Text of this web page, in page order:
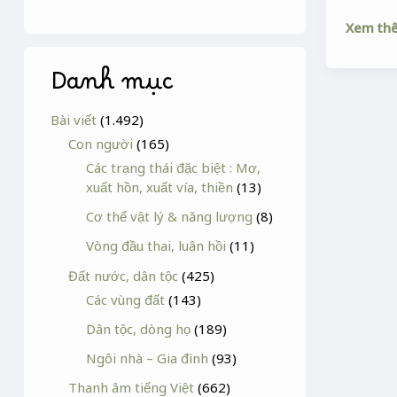
Danh mục
Bài viết (1.492)
Con người (165)
Các trạng thái đặc biệt : Mơ,
xuất hồn, xuất vía, thiền (13)
Cơ thể vật lý & năng lượng (8)
Vòng đầu thai, luân hồi (11)
Đất nước, dân tộc (425)
Các vùng đất (143)
Dân tộc, dòng họ (189)
Ngôi nhà – Gia đình (93)
Thanh âm tiếng Việt (662)
Xem